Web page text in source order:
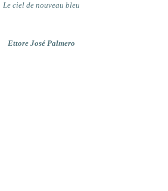
Le ciel de nouveau bleu
Ettore José Palmero